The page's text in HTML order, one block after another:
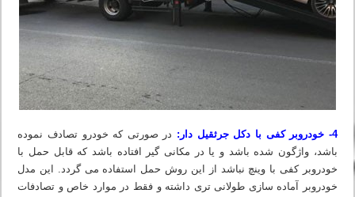
4- خودروبر کفی با دکل جرثقیل دار:
در صورتی که خودرو تصادف نموده
باشد، واژگون شده باشد و یا در مکانی گیر افتاده باشد که قابل حمل با
خودروبر کفی با وینچ نباشد از این روش حمل استفاده می گردد. این مدل
خودروبر آماده سازی طولانی تری داشته و فقط در موارد خاص و تصادفات